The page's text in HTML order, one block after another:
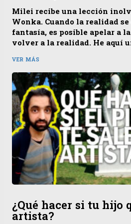
Milei recibe una lección
Wonka. Cuando la realidad
fantasía, es posible apelar a
volver a la realidad. He aquí
VER MÁS
¿Qué hacer si tu hijo
artista?